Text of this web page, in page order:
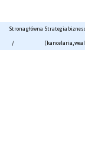
Strona główna Strategia
(kancelaria,